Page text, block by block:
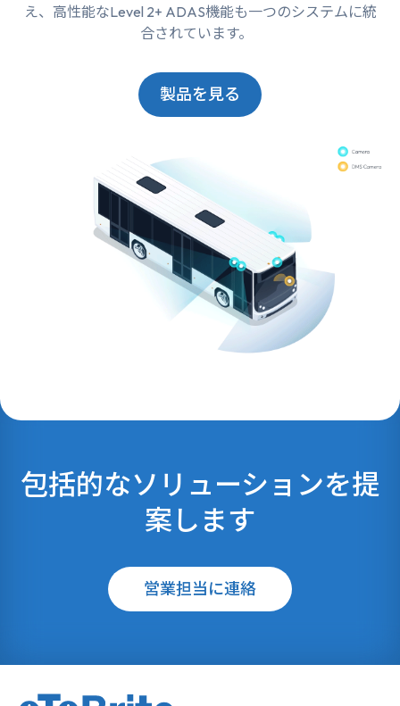
え、高性能なLevel 2+ ADAS機能も一つのシステムに統
合されています。
製品を見る
包括的なソリューションを提
案します
営業担当に連絡